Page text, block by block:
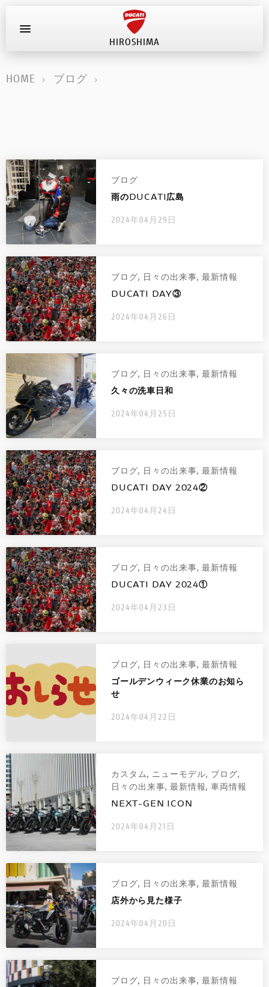
HIROSHIMA
新車
ストア情報
ブログ
イベント
お問い合わせ
採用情報
HOME ブログ
ブログ
雨のDUCATI広島
2024年04月29日
ブログ, 日々の出来事, 最新情報
DUCATI DAY③
2024年04月26日
ブログ, 日々の出来事, 最新情報
久々の洗車日和
2024年04月25日
ブログ, 日々の出来事, 最新情報
DUCATI DAY 2024②
2024年04月24日
ブログ, 日々の出来事, 最新情報
DUCATI DAY 2024①
2024年04月23日
ブログ, 日々の出来事, 最新情報
ゴールデンウィーク休業のお知ら
せ
2024年04月22日
カスタム, ニューモデル, ブログ,
日々の出来事, 最新情報, 車両情報
NEXT-GEN ICON
2024年04月21日
ブログ, 日々の出来事, 最新情報
店外から見た様子
2024年04月20日
ブログ, 日々の出来事, 最新情報